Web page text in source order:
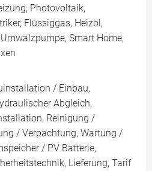
Photovoltaik,
Flüssiggas, Heizöl,
Smart Home,
/ Einbau,
Abgleich,
Reinigung /
/ Verpachtung, Wartung /
/ PV Batterie,
Lieferung, Tarif